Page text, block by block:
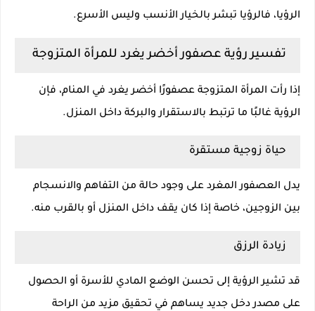
الرؤيا، فالرؤيا تبشر بالخيار الأنسب وليس الأسرع.
تفسير رؤية عصفور أخضر يغرد للمرأة المتزوجة
إذا رأت المرأة المتزوجة عصفورًا أخضر يغرد في المنام، فإن
الرؤية غالبًا ما ترتبط بالاستقرار والبركة داخل المنزل.
حياة زوجية مستقرة
يدل العصفور المغرد على وجود حالة من التفاهم والانسجام
بين الزوجين، خاصة إذا كان يقف داخل المنزل أو بالقرب منه.
زيادة الرزق
قد تشير الرؤية إلى تحسن الوضع المادي للأسرة أو الحصول
على مصدر دخل جديد يساهم في تحقيق مزيد من الراحة